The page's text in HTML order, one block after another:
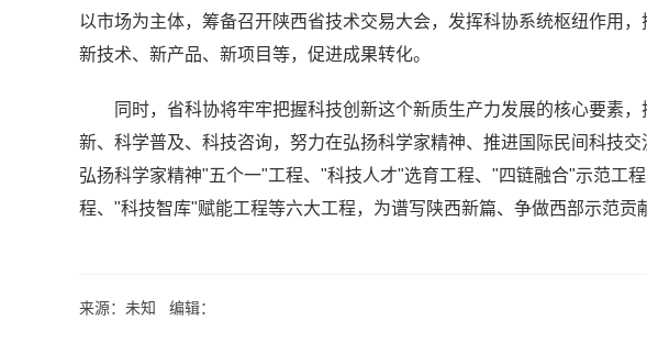
以市场为主体，筹备召开陕西省技术交易大会，发挥科协系统枢纽作用
新技术、新产品、新项目等，促进成果转化。
同时，省科协将牢牢把握科技创新这个新质生产力发展的核心要素
新、科学普及、科技咨询，努力在弘扬科学家精神、推进国际民间科技
弘扬科学家精神"五个一"工程、"科技人才"选育工程、"四链融合"示范工
程、"科技智库"赋能工程等六大工程，为谱写陕西新篇、争做西部示范贡
来源：未知 编辑：